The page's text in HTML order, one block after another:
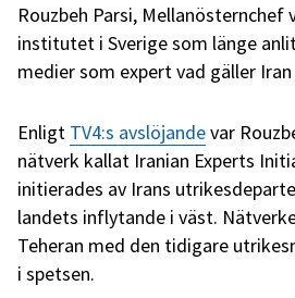
Rouzbeh Parsi,
institutet i Sverige som länge
medier som expert vad gäller
Enligt TV4:s avslöjandevar
nätverk kallat Iranian Experts
initierades av Irans
landets inflytande i väst.
Teheran med den tidigare
i spetsen.